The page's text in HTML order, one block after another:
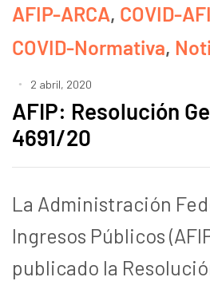
AFIP-ARCA, COVID-
COVID-Normativa,
2 abril, 2020
AFIP: Resolución
4691/20
La Administración
Ingresos Públicos
publicado la